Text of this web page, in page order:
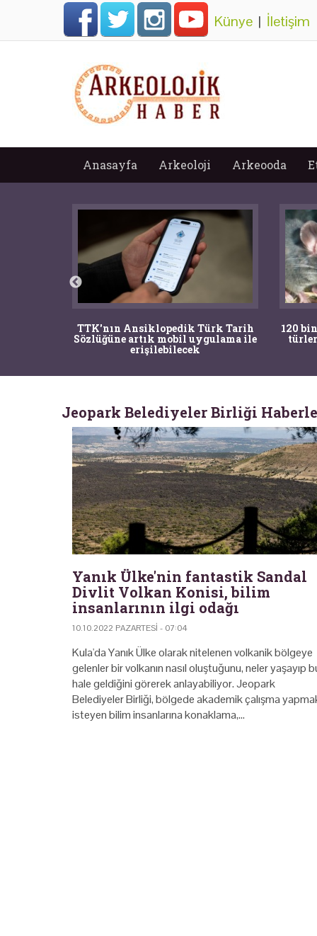
Künye | İletişim
Anasayfa Arkeoloji Arkeooda
TTK'nın Ansiklopedik Türk Tarih
Sözlüğüne artık mobil uygulama ile
erişilebilecek
120
Jeopark Belediyeler Birliği
Yanık Ülke'nin fantastik Sandal
Divlit Volkan Konisi, bilim
insanlarının ilgi odağı
10.10.2022 PAZARTESI - 07:04
Kula'da Yanık Ülke olarak nitelenen volkanik bölgeye
gelenler bir volkanın nasıl oluştuğunu, neler yaşayıp
hale geldiğini görerek anlayabiliyor. Jeopark
Belediyeler Birliği, bölgede akademik çalışma
isteyen bilim insanlarına konaklama,…